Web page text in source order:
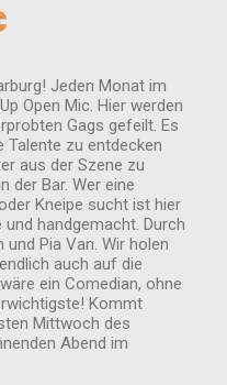
Jeden Monat im
Open Mic. Hier werden
Gags gefeilt. Es
Talente zu entdecken
aus der Szene zu
der Bar. Wer eine
Kneipe sucht ist hier
handgemacht. Durch
Pia Van. Wir holen
auch auf die
ein Comedian, ohne
Kommt
Mittwoch des
Abend im